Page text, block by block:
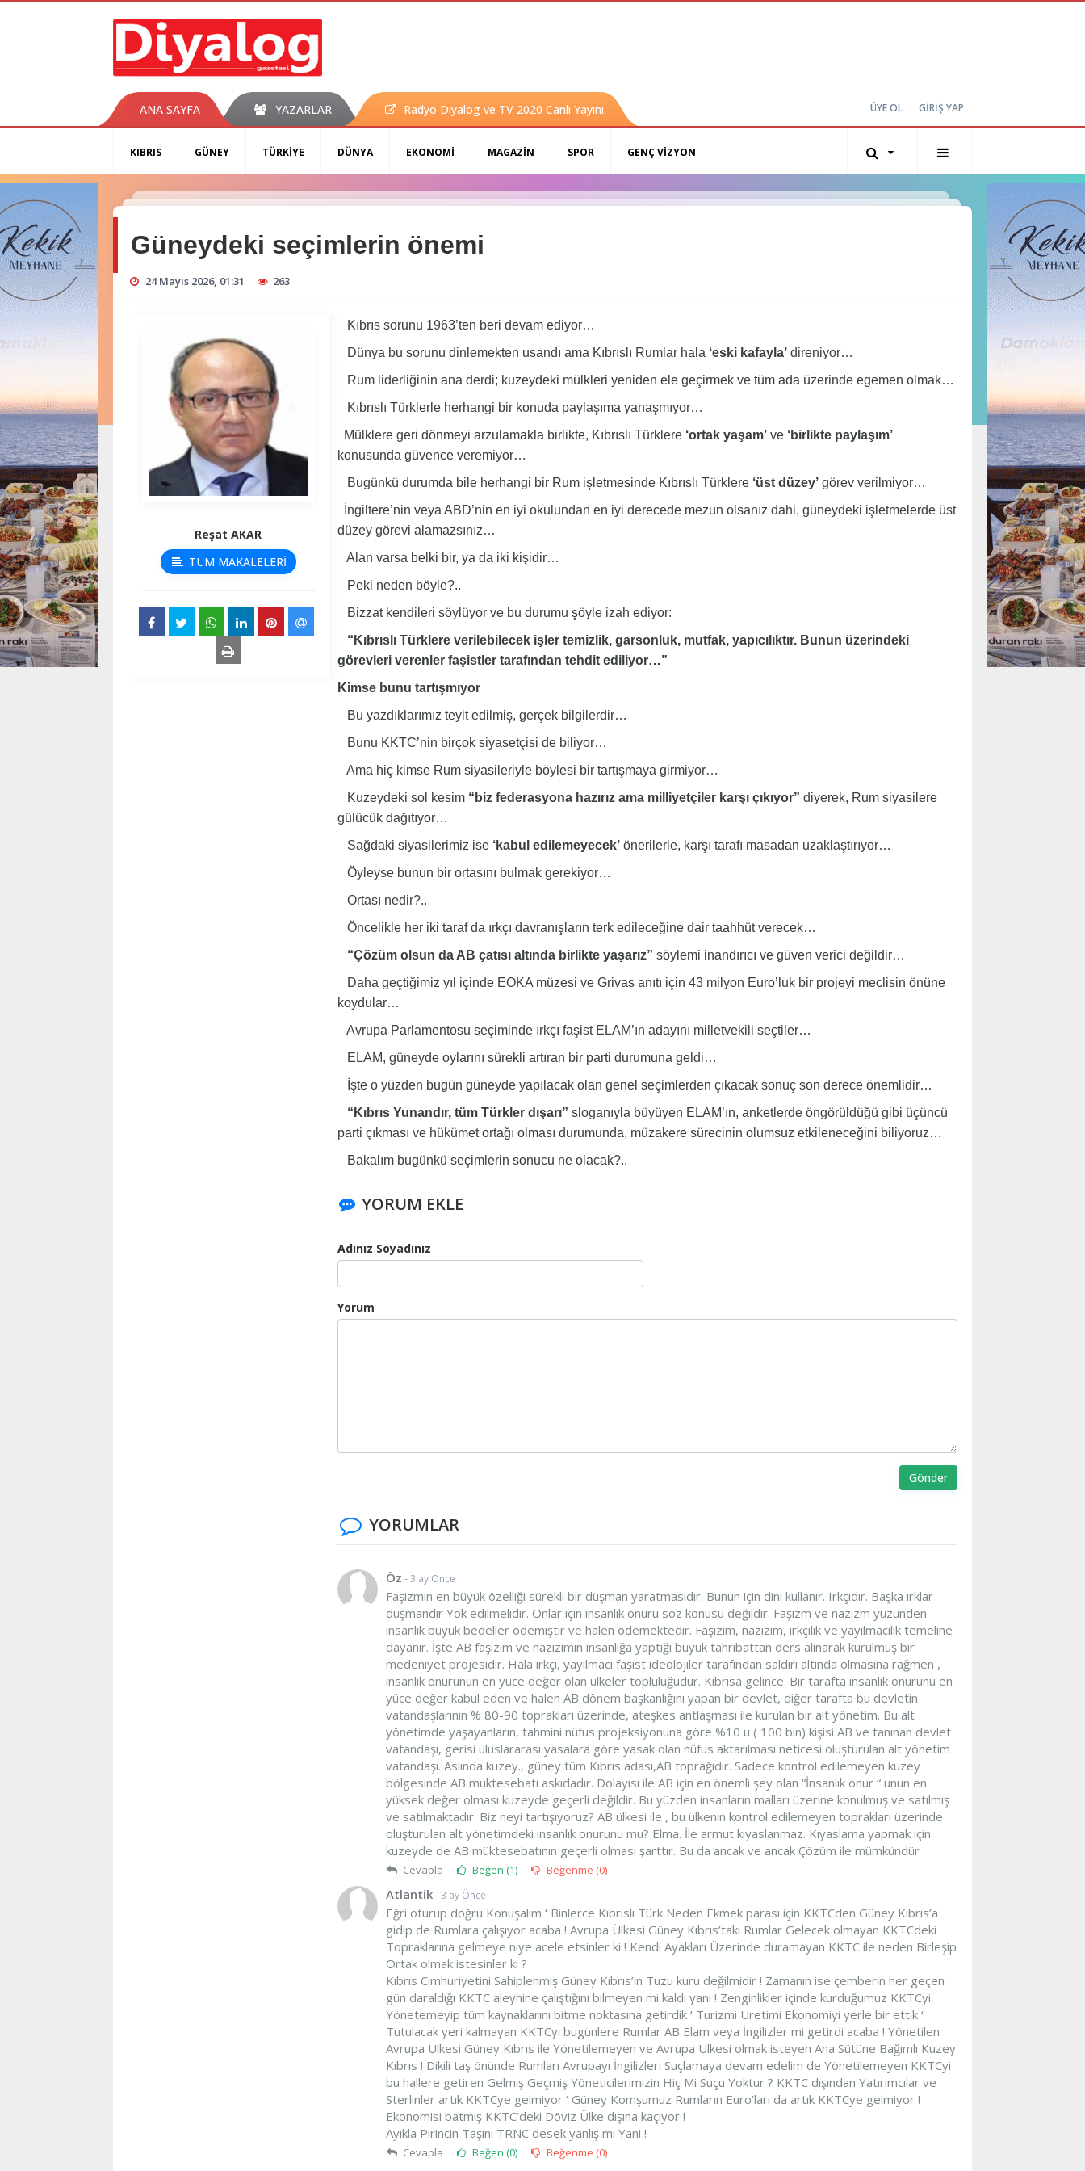
ANA SAYFA YAZARLAR Radyo Diyalog ve TV 2020 Canlı Yayını ÜYE OL GİRİŞ YAP
KIBRIS GÜNEY TÜRKİYE DÜNYA EKONOMİ MAGAZİN SPOR GENÇ VİZYON
Güneydeki seçimlerin önemi
24 Mayıs 2026, 01:31 263
Reşat AKAR
TÜM MAKALELERİ
Kıbrıs sorunu 1963’ten beri devam ediyor…
Dünya bu sorunu dinlemekten usandı ama Kıbrıslı Rumlar hala ‘eski kafayla’direniyor…
Rum liderliğinin ana derdi; kuzeydeki mülkleri yeniden ele geçirmek ve tüm ada üzerinde egemen olmak…
Kıbrıslı Türklerle herhangi bir konuda paylaşıma yanaşmıyor…
Mülklere geri dönmeyi arzulamakla birlikte, Kıbrıslı Türklere ‘ortak yaşam’ve ‘birlikte paylaşım’
konusunda güvence veremiyor…
Bugünkü durumda bile herhangi bir Rum işletmesinde Kıbrıslı Türklere ‘üst düzey’görev verilmiyor…
İngiltere’nin veya ABD’nin en iyi okulundan en iyi derecede mezun olsanız dahi, güneydeki işletmelerde üst
düzey görevi alamazsınız…
Alan varsa belki bir, ya da iki kişidir…
Peki neden böyle?..
Bizzat kendileri söylüyor ve bu durumu şöyle izah ediyor:
“Kıbrıslı Türklere verilebilecek işler temizlik, garsonluk, mutfak, yapıcılıktır. Bunun üzerindeki
görevleri verenler faşistler tarafından tehdit ediliyor…”
Kimse bunu tartışmıyor
Bu yazdıklarımız teyit edilmiş, gerçek bilgilerdir…
Bunu KKTC’nin birçok siyasetçisi de biliyor…
Ama hiç kimse Rum siyasileriyle böylesi bir tartışmaya girmiyor…
Kuzeydeki sol kesim “biz federasyona hazırız ama milliyetçiler karşı çıkıyor” diyerek, Rum siyasilere
gülücük dağıtıyor…
Sağdaki siyasilerimiz ise ‘kabul edilemeyecek’önerilerle, karşı tarafı masadan uzaklaştırıyor…
Öyleyse bunun bir ortasını bulmak gerekiyor…
Ortası nedir?..
Öncelikle her iki taraf da ırkçı davranışların terk edileceğine dair taahhüt verecek…
“Çözüm olsun da AB çatısı altında birlikte yaşarız” söylemi inandırıcı ve güven verici değildir…
Daha geçtiğimiz yıl içinde EOKA müzesi ve Grivas anıtı için 43 milyon Euro’luk bir projeyi meclisin önüne
koydular…
Avrupa Parlamentosu seçiminde ırkçı faşist ELAM’ın adayını milletvekili seçtiler…
ELAM, güneyde oylarını sürekli artıran bir parti durumuna geldi…
İşte o yüzden bugün güneyde yapılacak olan genel seçimlerden çıkacak sonuç son derece önemlidir…
“Kıbrıs Yunandır, tüm Türkler dışarı” sloganıyla büyüyen ELAM’ın, anketlerde öngörüldüğü gibi üçüncü
parti çıkması ve hükümet ortağı olması durumunda, müzakere sürecinin olumsuz etkileneceğini biliyoruz…
Bakalım bugünkü seçimlerin sonucu ne olacak?..
YORUM EKLE
Adınız Soyadınız
Yorum
Gönder
YORUMLAR
Öz - 3 ay Önce
Faşizmin en büyük özelliği sürekli bir düşman yaratmasıdır. Bunun için dini kullanır. Irkçıdır. Başka ırklar
düşmandır Yok edilmelidir. Onlar için insanlık onuru söz konusu değildir. Faşizm ve nazizm yüzünden
insanlık büyük bedeller ödemiştir ve halen ödemektedir. Faşizim, nazizim, ırkçılık ve yayılmacılık temeline
dayanır. İşte AB faşizim ve nazizimin insanlığa yaptığı büyük tahribattan ders alınarak kurulmuş bir
medeniyet projesidir. Hala ırkçı, yayılmacı faşist ideolojiler tarafından saldırı altında olmasına rağmen ,
insanlık onurunun en yüce değer olan ülkeler topluluğudur. Kıbrısa gelince. Bir tarafta insanlık onurunu en
yüce değer kabul eden ve halen AB dönem başkanlığını yapan bir devlet, diğer tarafta bu devletin
vatandaşlarının % 80-90 toprakları üzerinde, ateşkes antlaşması ile kurulan bir alt yönetim. Bu alt
yönetimde yaşayanların, tahmini nüfus projeksiyonuna göre %10 u ( 100 bin) kişisi AB ve tanınan devlet
vatandaşı, gerisi uluslararası yasalara göre yasak olan nüfus aktarılması neticesi oluşturulan alt yönetim
vatandaşı. Aslında kuzey., güney tüm Kıbrıs adası,AB toprağıdır. Sadece kontrol edilemeyen kuzey
bölgesinde AB muktesebatı askıdadır. Dolayısı ile AB için en önemli şey olan “İnsanlık onur “ unun en
yüksek değer olması kuzeyde geçerli değildir. Bu yüzden insanların malları üzerine konulmuş ve satılmış
ve satılmaktadır. Biz neyi tartışıyoruz? AB ülkesi ile , bu ülkenin kontrol edilemeyen toprakları üzerinde
oluşturulan alt yönetimdeki insanlık onurunu mu? Elma. İle armut kıyaslanmaz. Kıyaslama yapmak için
kuzeyde de AB müktesebatının geçerli olması şarttır. Bu da ancak ve ancak Çözüm ile mümkündür
Cevapla Beğen (1) Beğenme (0)
Atlantik- 3 ay Önce
Eğri oturup doğru Konuşalım ‘ Binlerce Kıbrıslı Türk Neden Ekmek parası için KKTCden Güney Kıbrıs’a
gidip de Rumlara çalışıyor acaba ! Avrupa Ülkesi Güney Kıbrıs’taki Rumlar Gelecek olmayan KKTCdeki
Topraklarına gelmeye niye acele etsinler ki ! Kendi Ayakları Üzerinde duramayan KKTC ile neden Birleşip
Ortak olmak istesinler ki ?
Kıbrıs Cimhuriyetini Sahiplenmiş Güney Kıbrıs’ın Tuzu kuru değilmidir ! Zamanın ise çemberin her geçen
gün daraldığı KKTC aleyhine çalıştığını bilmeyen mi kaldı yani ! Zenginlikler içinde kurduğumuz KKTCyi
Yönetemeyip tüm kaynaklarını bitme noktasına getirdik ‘ Turizmi Üretimi Ekonomiyi yerle bir ettik ‘
Tutulacak yeri kalmayan KKTCyi bugünlere Rumlar AB Elam veya İngilizler mi getirdi acaba ! Yönetilen
Avrupa Ülkesi Güney Kıbrıs ile Yönetilemeyen ve Avrupa Ülkesi olmak isteyen Ana Sütüne Bağımlı Kuzey
Kıbrıs ! Dikili taş önünde Rumları Avrupayı İngilizleri Suçlamaya devam edelim de Yönetilemeyen KKTCyi
bu hallere getiren Gelmiş Geçmiş Yöneticilerimizin Hiç Mi Suçu Yoktur ? KKTC dışından Yatırımcılar ve
Sterlinler artık KKTCye gelmiyor ‘ Güney Komşumuz Rumların Euro’ları da artık KKTCye gelmiyor !
Ekonomisi batmış KKTC’deki Döviz Ülke dışına kaçıyor !
Ayıkla Pirincin Taşını TRNC desek yanlış mı Yani !
Cevapla Beğen (0) Beğenme (0)